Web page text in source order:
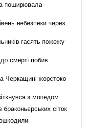
поширювала
небезпеки через
гасять пожежу
смерті побив
Черкащині жорстоко
з мопедом
сіток